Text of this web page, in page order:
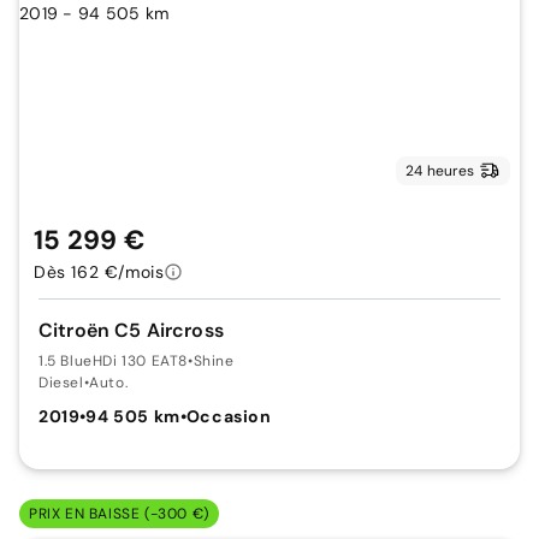
24 heures
Citroën C5 Aircross
1.5 BlueHDi 130 EAT8•Shine
Diesel•Auto.
2019•94 505 km•Occasion
15 299 €
Dès 162 €/mois
PRIX EN BAISSE (-300 €)